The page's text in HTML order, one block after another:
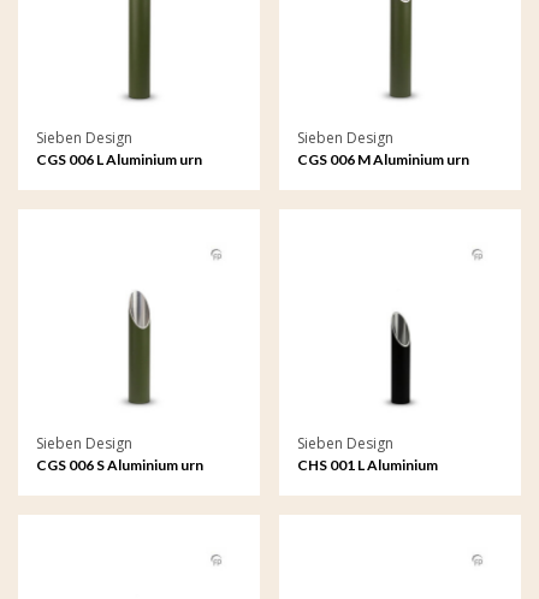
Sieben Design
CGS 006 L Aluminium urn
Sieben Design
CGS 006 M Aluminium urn
Sieben Design
CGS 006 S Aluminium urn
Sieben Design
CHS 001 L Aluminium